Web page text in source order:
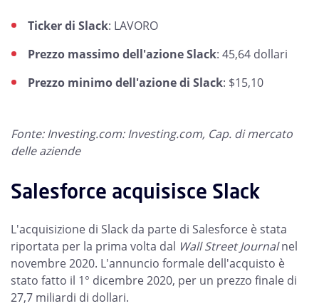
Ticker di Slack: LAVORO
Prezzo massimo dell'azione Slack: 45,64 dollari
Prezzo minimo dell'azione di Slack: $15,10
Fonte: Investing.com: Investing.com, Cap. di mercato
delle aziende
Salesforce acquisisce Slack
L'acquisizione di Slack da parte di Salesforce è stata
riportata per la prima volta dal Wall Street Journalnel
novembre 2020. L'annuncio formale dell'acquisto è
stato fatto il 1° dicembre 2020, per un prezzo finale di
27,7 miliardi di dollari.